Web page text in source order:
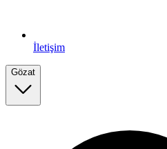
İletişim
Gözat